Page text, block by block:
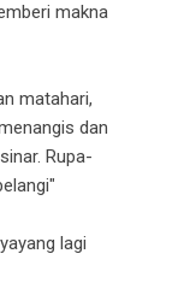
makna
matahari,
dan
Rupa-
lagi